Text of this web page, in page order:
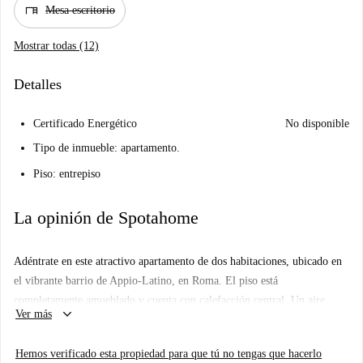
desk Mesa escritorio
Mostrar todas (12)
Detalles
Certificado Energético
No disponible
Tipo de inmueble: apartamento.
Piso: entrepiso
La opinión de Spotahome
Adéntrate en este atractivo apartamento de dos habitaciones, ubicado en
el vibrante barrio de Appio-Latino, en Roma. El piso está
completamente amueblado y cuenta con calefacción central. Un aire
acondicionado individual proporciona mayor comodidad durante los
con horno incluido, lavadora privada y televisión para mayor comodidad
Ver más keyboard_arrow_down
Hemos verificado esta propiedad para que tú no tengas que hacerlo